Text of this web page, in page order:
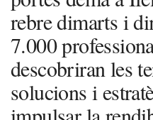
rebre dimarts i
7.000
descobriran les
solucions i